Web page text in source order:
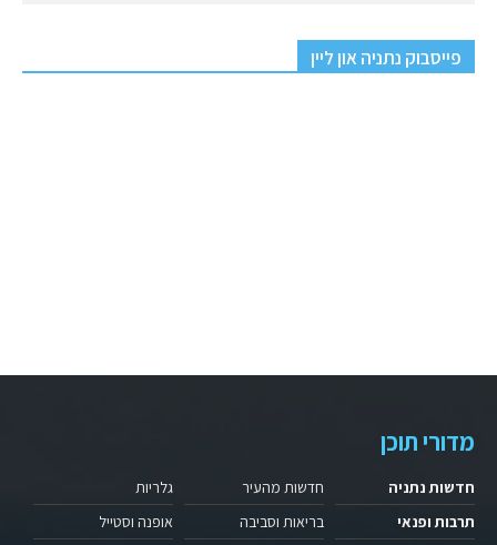
פייסבוק נתניה און ליין
מדורי תוכן
חדשות נתניה
תרבות ופנאי
חדשות מהעיר
בריאות וסביבה
גלריות
אופנה וסטייל